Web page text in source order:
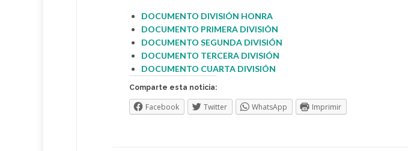
DOCUMENTO DIVISIÓN HONRA
DOCUMENTO PRIMERA DIVISIÓN
DOCUMENTO SEGUNDA DIVISIÓN
DOCUMENTO TERCERA DIVISIÓN
DOCUMENTO CUARTA DIVISIÓN
Comparte esta noticia:
Facebook Twitter WhatsApp Imprimir